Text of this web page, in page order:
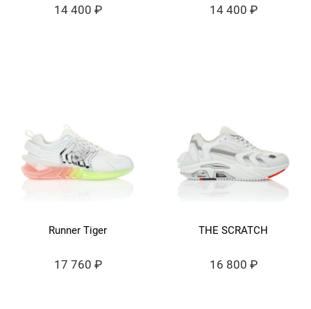
14 400 ₽ 14 400 ₽
Runner Tiger
17 760 ₽
THE SCRATCH
16 800 ₽